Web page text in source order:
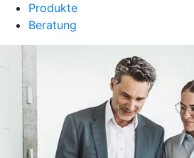
Produkte
Beratung